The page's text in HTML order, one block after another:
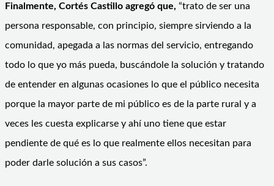
Finalmente, Cortés Castillo agregó que, “trato de ser una
persona responsable, con principio, siempre sirviendo a la
comunidad, apegada a las normas del servicio, entregando
todo lo que yo más pueda, buscándole la solución y tratando
de entender en algunas ocasiones lo que el público necesita
porque la mayor parte de mi público es de la parte rural y a
veces les cuesta explicarse y ahí uno tiene que estar
pendiente de qué es lo que realmente ellos necesitan para
poder darle solución a sus casos”.